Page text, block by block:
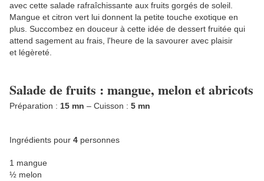
avec cette salade rafraîchissante aux fruits gorgés de soleil.
Mangue et citron vert lui donnent la petite touche exotique en
plus. Succombez en douceur à cette idée de dessert fruitée qui
attend sagement au frais, l'heure de la savourer avec plaisir
et légèreté.
Salade de fruits : mangue, melon et abricots
Préparation : 15 mn – Cuisson : 5 mn
Ingrédients pour 4 personnes
1 mangue
½ melon